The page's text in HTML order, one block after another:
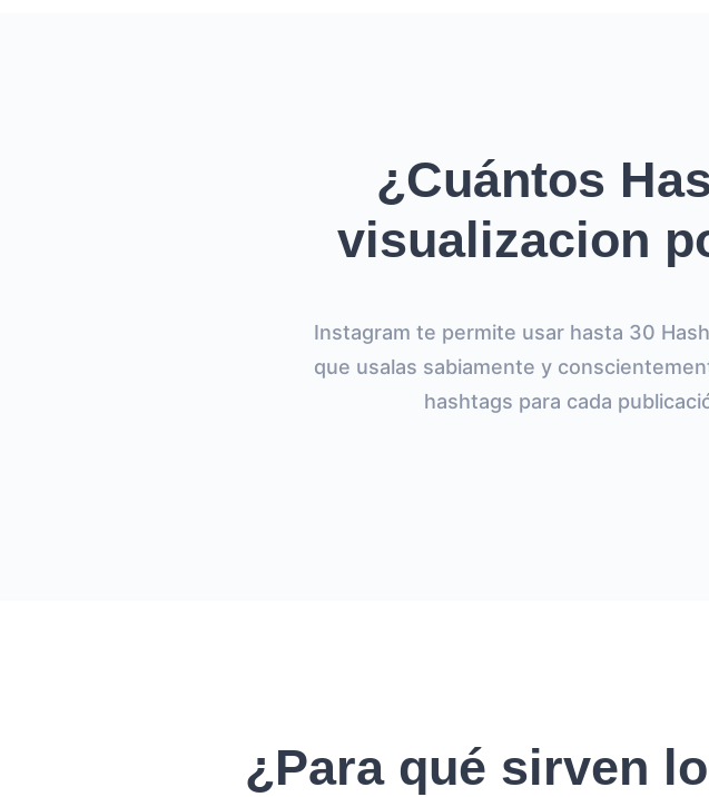
¿Cuántos
visualizacion
Instagram te permite usar hasta 30
que usalas sabiamente y
hashtags para cada
¿Para qué sirven